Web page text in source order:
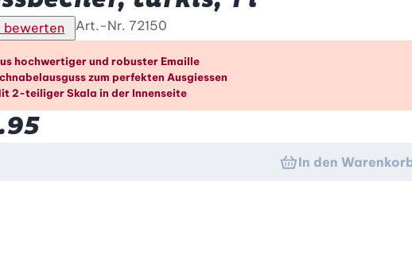
bewerten Art.-Nr. 72150
Vorteile im Überblick
hochwertiger und robuster Emaille
zum perfekten Ausgiessen
2-teiliger Skala in der Innenseite
In den